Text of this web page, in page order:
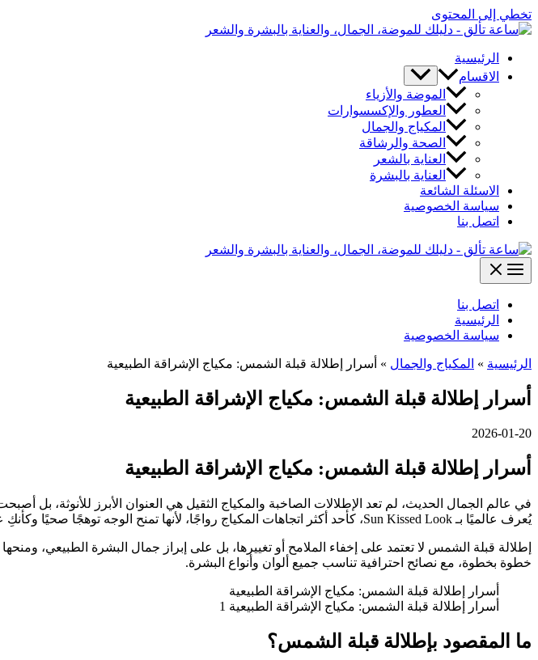
تخطي إلى المحتوى
الرئيسية
الاقسام
الموضة والأزياء
العطور والإكسسوارات
المكياج والجمال
الصحة والرشاقة
العناية بالشعر
العناية بالبشرة
الاسئلة الشائعة
سياسة الخصوصية
اتصل بنا
اتصل بنا
الرئيسية
سياسة الخصوصية
الرئيسية » المكياج والجمال » أسرار إطلالة قبلة الشمس: مكياج الإشراقة الطبيعية
أسرار إطلالة قبلة الشمس: مكياج الإشراقة الطبيعية
2026-01-20
أسرار إطلالة قبلة الشمس: مكياج الإشراقة الطبيعية
في عالم الجمال الحديث، لم تعد الإطلالات الصاخبة والمكياج الثقيل هي العنوان الأبرز للأنوثة،
يُعرف عالميًا بـ Sun Kissed Look، كأحد أكثر اتجاهات المكياج رواجًا، لأنها تمنح الوجه توهجًا صحيًا وكأنكِ عدتِ للتو من عطلة صيفية مليئة بالشمس والهواء النقي.
إطلالة قبلة الشمس لا تعتمد على إخفاء الملامح أو تغييرها، بل على إبراز جمال البشرة الطبيعي،
خطوة بخطوة، مع نصائح احترافية تناسب جميع ألوان وأنواع البشرة.
أسرار إطلالة قبلة الشمس: مكياج الإشراقة الطبيعية
أسرار إطلالة قبلة الشمس: مكياج الإشراقة الطبيعية 1
ما المقصود بإطلالة قبلة الشمس؟